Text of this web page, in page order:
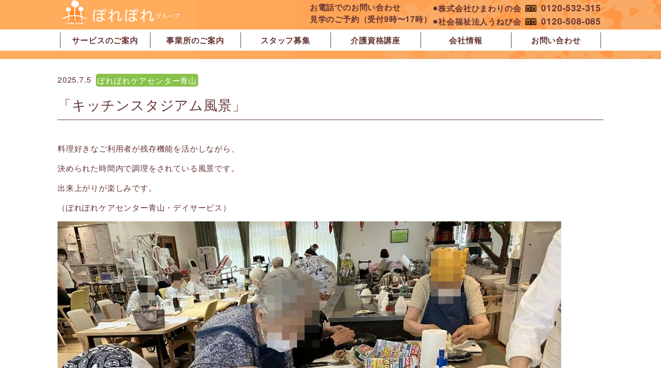
お電話でのお問い合わせ
見学のご予約（受付9時〜17時）
⚫︎株式会社ひまわりの会 0120-532-315
⚫︎社会福祉法人うねび会 0120-508-085
サービスのご案内
居宅介護支援
訪問介護
訪問看護
デイサービス
グループホーム
地域密着型特別養護老人ホーム
ショートステイ
有料老人ホーム
サービス付高齢者向け住宅
家事代行サービス
「認可」小規模保育園
事業所のご案内
事業所一覧・奈良市
ぽれぽれ学園前レジデンス
ぽれぽれ登美ヶ丘
ぽれぽれ四条大路
ぽれぽれ東登美ヶ丘
ぽれぽれケアセンター青山
事業所一覧・橿原市 ぽれぽれ中和
ぽれぽれ橿原在宅支援相談センター
ぽれぽれケアセンター 白橿
ぽれぽれ白橿コンフォート
ぽれぽれ八木西スクエア
橿原市地域包括支援センター北エリア
スタッフ募集 介護資格講座 会社情報 お問い合わせ
2025.7.5 ぽれぽれケアセンター青山
「キッチンスタジアム風景」
料理好きなご利用者が残存機能を活かしながら、
決められた時間内で調理をされている風景です。
出来上がりが楽しみです。
（ぽれぽれケアセンター青山・デイサービス）